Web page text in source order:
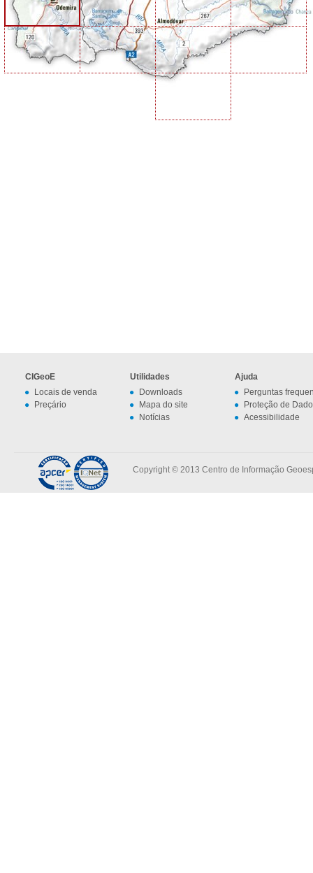
CIGeoE
Locais de venda
Preçário
Utilidades
Downloads
Mapa do site
Notícias
Ajuda
Perguntas
Proteção de
Acessibilidade
Copyright © 2013 Centro de Informação